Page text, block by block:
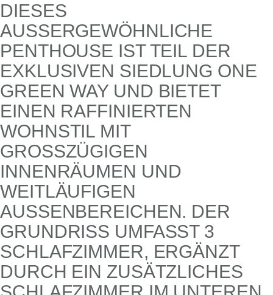
DIESES
AUSSERGEWÖHNLICHE P
ENTHOUSE IST TEIL DER E
XKLUSIVEN SIEDLUNG ONE G
REEN WAY UND BIETET E
INEN RAFFINIERTEN W
OHNSTIL MIT G
ROSSZÜGIGEN IN
NENRÄUMEN UND WE
ITLÄUFIGEN AU
SSENBEREICHEN. DER GRU
NDRISS UMFASST 3 SCH
LAFZIMMER, ERGÄNZT DUR
CH EIN ZUSÄTZLICHES SCH